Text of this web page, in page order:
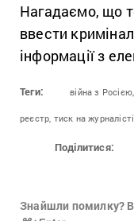
Нагадаємо, що
ввести
інформації з
Теги: війна з Росією,
реєстр, тиск на
Поділитися:
Знайшли помилку?